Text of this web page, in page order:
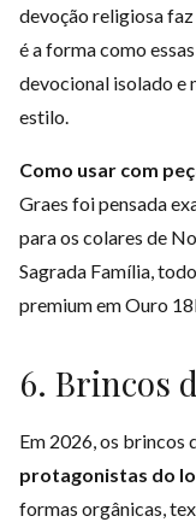
devoção religiosa
é a forma como
devocional isolado e
estilo.
Como usar com
Graes foi pensada
para os colares de
Sagrada Família,
premium em Ouro
6. Brincos
Em 2026, os brincos
protagonistas do
formas orgânicas,